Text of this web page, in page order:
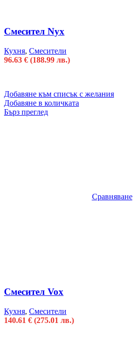
Смесител Nyx
Кухня, Смесители
96.63 € (188.99 лв.)
Добавяне към списък с желания
Добавяне в количката
Бърз преглед
Сравняване
Смесител Vox
Кухня, Смесители
140.61 € (275.01 лв.)